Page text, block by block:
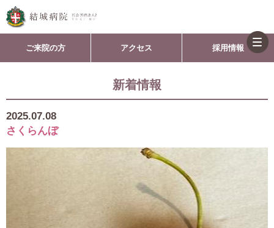
ご来院の方 アクセス 採用情報
新着情報
2025.07.08
さくらんぼ